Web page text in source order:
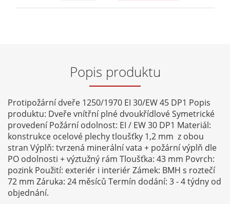
Popis produktu
Protipožární dveře 1250/1970 EI 30/EW 45 DP1 Popis
produktu: Dveře vnítřní plné dvoukřídlové Symetrické
provedení Požární odolnost: EI / EW 30 DP1 Materiál:
konstrukce ocelové plechy tloušťky 1,2 mm z obou
stran Výplň: tvrzená minerální vata + požární výplň dle
PO odolnosti + výztužný rám Tloušťka: 43 mm Povrch:
pozink Použití: exteriér i interiér Zámek: BMH s roztečí
72 mm Záruka: 24 měsíců Termín dodání: 3 - 4 týdny od
objednání.